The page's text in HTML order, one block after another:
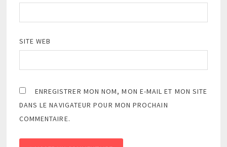
SITE WEB
ENREGISTRER MON NOM, MON E-MAIL ET MON SITE
DANS LE NAVIGATEUR POUR MON PROCHAIN
COMMENTAIRE.